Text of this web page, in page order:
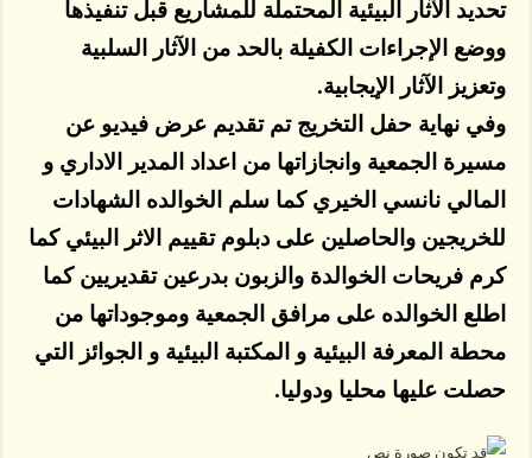
تحديد الآثار البيئية المحتملة للمشاريع قبل تنفيذها
ووضع الإجراءات الكفيلة بالحد من الآثار السلبية
وتعزيز الآثار الإيجابية.
وفي نهاية حفل التخريج تم تقديم عرض فيديو عن
مسيرة الجمعية وانجازاتها من اعداد المدير الاداري و
المالي نانسي الخيري كما سلم الخوالده الشهادات
للخريجين والحاصلين على دبلوم تقييم الاثر البيئي كما
كرم فريحات الخوالدة والزبون بدرعين تقديريين كما
اطلع الخوالده على مرافق الجمعية وموجوداتها من
محطة المعرفة البيئية و المكتبة البيئية و الجوائز التي
حصلت عليها محليا ودوليا.